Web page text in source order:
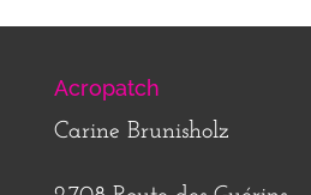
Acropatch
Carine Brunisholz